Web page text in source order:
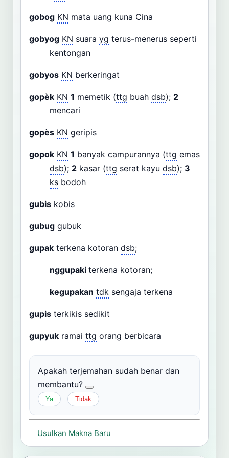
gobog KN mata uang kuna Cina
gobyog KN suara yg terus-menerus seperti
kentongan
gobyos KN berkeringat
gopèk KN 1 memetik (ttg buah dsb); 2
mencari
gopès KN geripis
gopok KN 1 banyak campurannya (ttg emas
dsb); 2 kasar (ttg serat kayu dsb); 3
ks bodoh
gubis kobis
gubug gubuk
gupak terkena kotoran dsb;
nggupaki terkena kotoran;
kegupakan tdk sengaja terkena
gupis terkikis sedikit
gupyuk ramai ttg orang berbicara
Apakah terjemahan sudah benar dan
membantu?
Ya Tidak
Usulkan Makna Baru